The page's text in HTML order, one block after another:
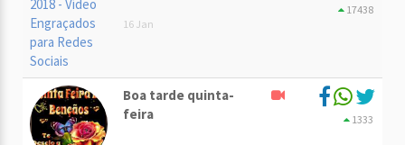
16 Jan
17438
Boa tarde quinta-
feira
1333